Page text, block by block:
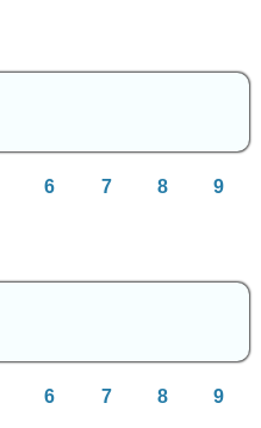
6 7 8 9
6 7 8 9